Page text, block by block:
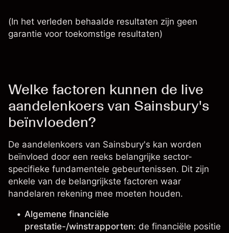
(In het verleden behaalde resultaten zijn geen
garantie voor toekomstige resultaten)
Welke factoren kunnen de live
aandelenkoers van Sainsbury's
beïnvloeden?
De aandelenkoers van Sainsbury's kan worden
beïnvloed door een reeks belangrijke sector-
specifieke fundamentele gebeurtenissen. Dit zijn
enkele van de belangrijkste factoren waar
handelaren rekening mee moeten houden.
Algemene financiële
prestatie-/winstrapporten: de financiële positie